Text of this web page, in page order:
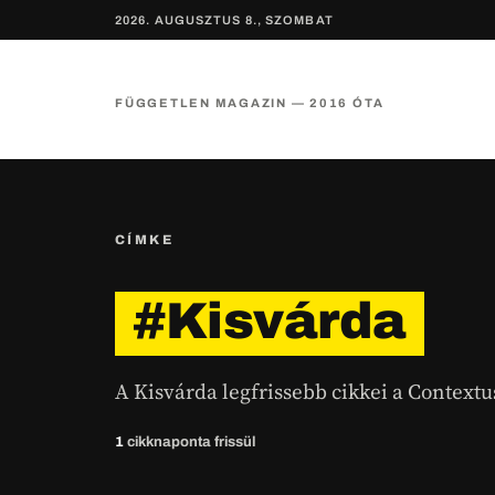
2026. AUGUSZTUS 8., SZOMBAT
FÜGGETLEN MAGAZIN — 2016 ÓTA
CÍMKE
#Kisvárda
A Kisvárda legfrissebb cikkei a
1 cikknaponta frissül